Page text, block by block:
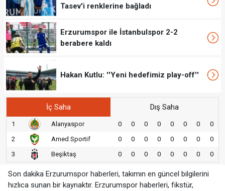
Tasev'i renklerine bağladı
Erzurumspor ile İstanbulspor 2-2
berabere kaldı
Hakan Kutlu: ''Yeni hedefimiz play-off''
İç Saha Dış Saha
1 Alanyaspor 0 0 0 0 0 0 0
0
2
Amed Sportif 0 0 0 0 0 0 0
0
3
Beşiktaş 0 0 0 0 0 0 0 0
Son dakika Erzurumspor haberleri, takımın en güncel bilgilerini
hızlıca sunan bir kaynaktır. Erzurumspor haberleri, fikstür,